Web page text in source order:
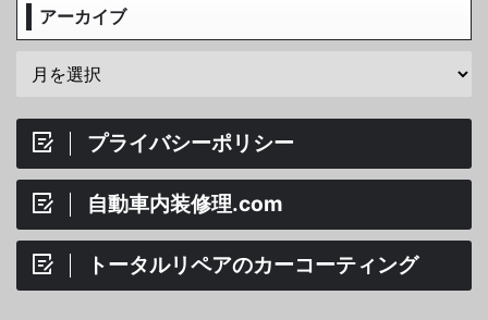
アーカイブ
プライバシーポリシー
自動車内装修理.com
トータルリペアのカーコーティング